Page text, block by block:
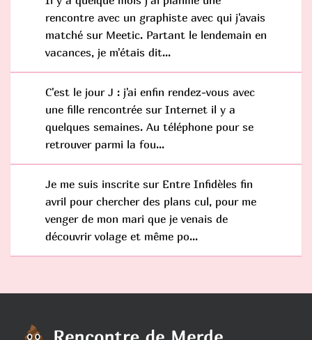
rencontre avec un graphiste avec qui j'avais
matché sur Meetic. Partant le lendemain en
vacances, je m'étais dit...
C'est le jour J : j'ai enfin rendez-vous avec
une fille rencontrée sur Internet il y a
quelques semaines. Au téléphone pour se
retrouver parmi la fou...
Je me suis inscrite sur Entre Infidèles fin
avril pour chercher des plans cul, pour me
venger de mon mari que je venais de
découvrir volage et même po...